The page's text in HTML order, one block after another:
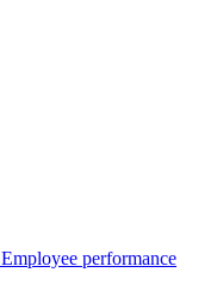
Employee performance